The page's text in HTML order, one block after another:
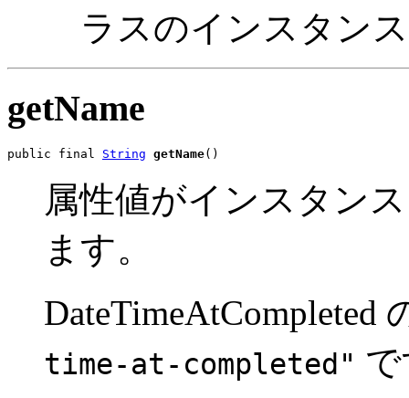
ラスのインスタンス
getName
public final String getName()
属性値がインスタン
ます。
time-at-completed"